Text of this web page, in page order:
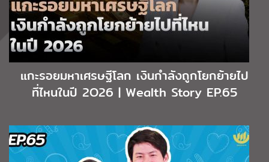
แกะรอยมหาเศรษฐีโลก เงินกำลังถูกโยกย้ายไป
ที่ไหนในปี 2O26 | Wealth Story EP.65